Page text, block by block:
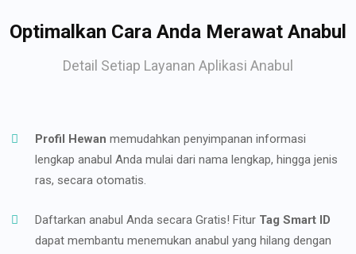
Optimalkan Cara Anda Merawat Anabul
Detail Setiap Layanan Aplikasi Anabul
Profil Hewan memudahkan penyimpanan informasi
lengkap anabul Anda mulai dari nama lengkap, hingga jenis
ras, secara otomatis.
Daftarkan anabul Anda secara Gratis! Fitur Tag Smart ID
dapat membantu menemukan anabul yang hilang dengan